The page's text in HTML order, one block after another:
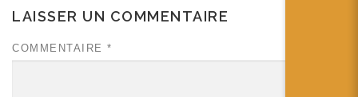
LAISSER UN COMMENTAIRE
COMMENTAIRE *